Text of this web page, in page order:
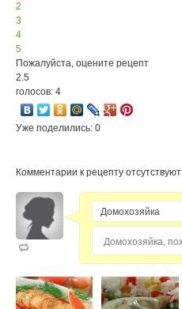
2
3
4
5
Пожалуйста, оцените рецепт
2.5
голосов: 4
Уже поделились: 0
Комментарии к рецепту отсутствуют